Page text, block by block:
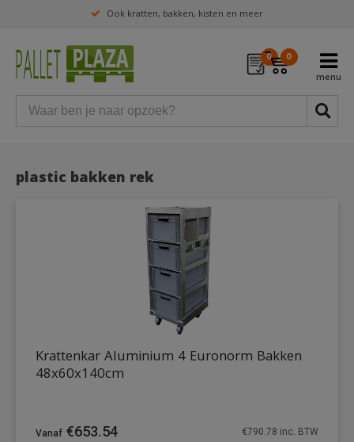
Ook kratten, bakken, kisten en meer
0 0
plastic bakken rek
Krattenkar Aluminium 4 Euronorm Bakken
48x60x140cm
€653.54 €790.78 inc. BTW